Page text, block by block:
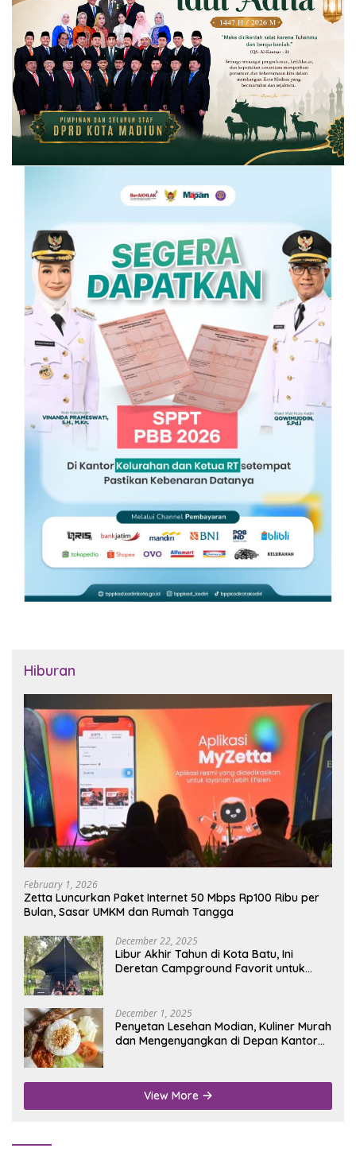
Hiburan
February 1, 2026
Zetta Luncurkan Paket Internet 50 Mbps Rp100 Ribu per
Bulan, Sasar UMKM dan Rumah Tangga
December 22, 2025
Libur Akhir Tahun di Kota Batu, Ini
Deretan Campground Favorit untuk
December 1, 2025
Penyetan Lesehan Modian, Kuliner Murah
dan Mengenyangkan di Depan Kantor
View More